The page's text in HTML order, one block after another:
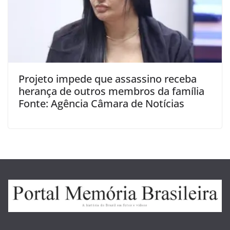
Projeto impede que assassino receba
herança de outros membros da família
Fonte: Agência Câmara de Notícias